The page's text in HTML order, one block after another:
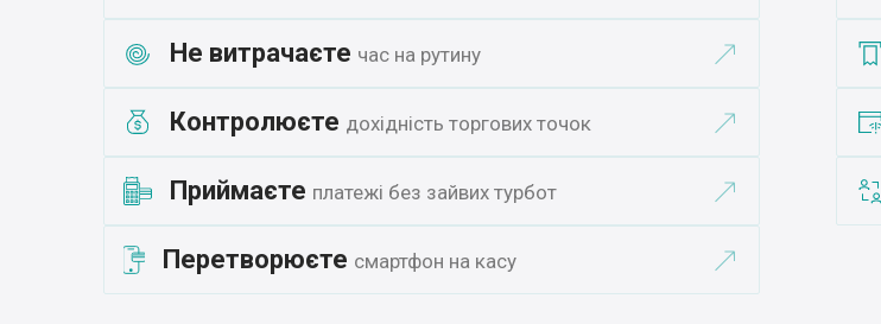
Не витрачаєте час на рутину
Контролюєте дохідність торгових точок
Приймаєте платежі без зайвих турбот
Перетворюєте смартфон на касу